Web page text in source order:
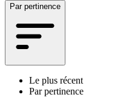
Par pertinence
Le plus récent
Par pertinence